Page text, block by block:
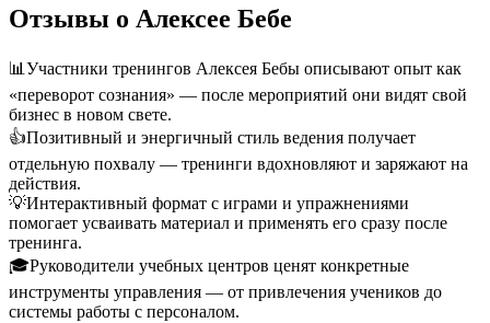
Отзывы о Алексее Бебе
📊 Участники тренингов Алексея Бебы описывают опыт как
«переворот сознания» — после мероприятий они видят свой
бизнес в новом свете.
👍Позитивный и энергичный стиль ведения получает
отдельную похвалу — тренинги вдохновляют и заряжают на
действия.
💡Интерактивный формат с играми и упражнениями
помогает усваивать материал и применять его сразу после
тренинга.
🎓Руководители учебных центров ценят конкретные
инструменты управления — от привлечения учеников до
системы работы с персоналом.